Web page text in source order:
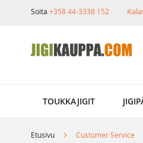
Soita +358 44-3338 152
TOUKKAJIGIT
Etusivu Customer Service